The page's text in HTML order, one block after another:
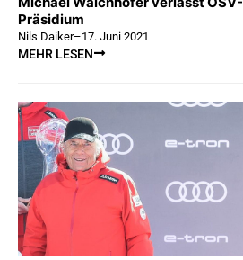
Präsidium
Nils Daiker–17. Juni 2021
MEHR LESEN